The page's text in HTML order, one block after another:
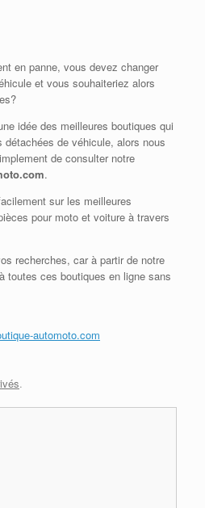
en panne, vous devez changer
et vous souhaiteriez alors
idée des meilleures boutiques qui
de véhicule, alors nous
de consulter notre
.
sur les meilleures
pour moto et voiture à travers
recherches, car à partir de notre
toutes ces boutiques en ligne sans
automoto.com
.